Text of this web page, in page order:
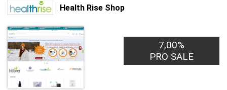
Health Rise Shop
7,00%
PRO SALE